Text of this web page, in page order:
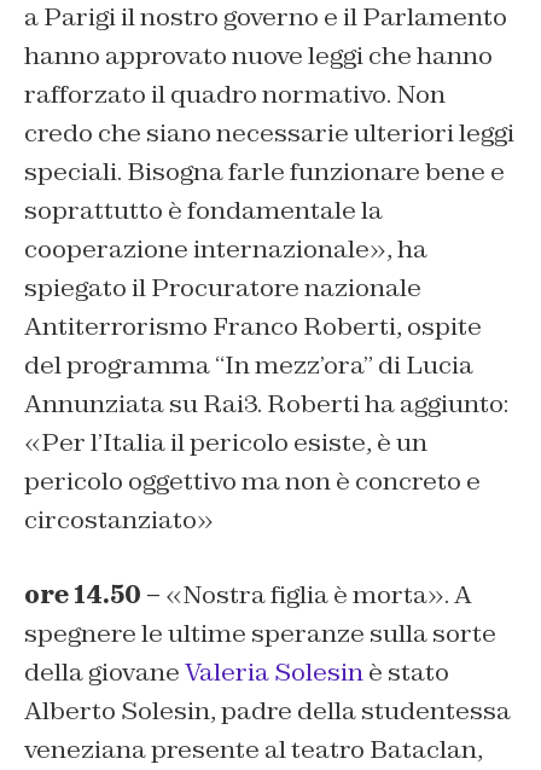
a Parigi il nostro governo e il Parlamento
hanno approvato nuove leggi che hanno
rafforzato il quadro normativo. Non
credo che siano necessarie ulteriori leggi
speciali. Bisogna farle funzionare bene e
soprattutto è fondamentale la
cooperazione internazionale», ha
spiegato il Procuratore nazionale
Antiterrorismo Franco Roberti, ospite
del programma “In mezz’ora” di Lucia
Annunziata su Rai3. Roberti ha aggiunto:
«Per l’Italia il pericolo esiste, è un
pericolo oggettivo ma non è concreto e
circostanziato»
ore 14.50 – «Nostra figlia è morta». A
spegnere le ultime speranze sulla sorte
della giovaneValeria Solesinè stato
Alberto Solesin, padre della studentessa
veneziana presente al teatro Bataclan,